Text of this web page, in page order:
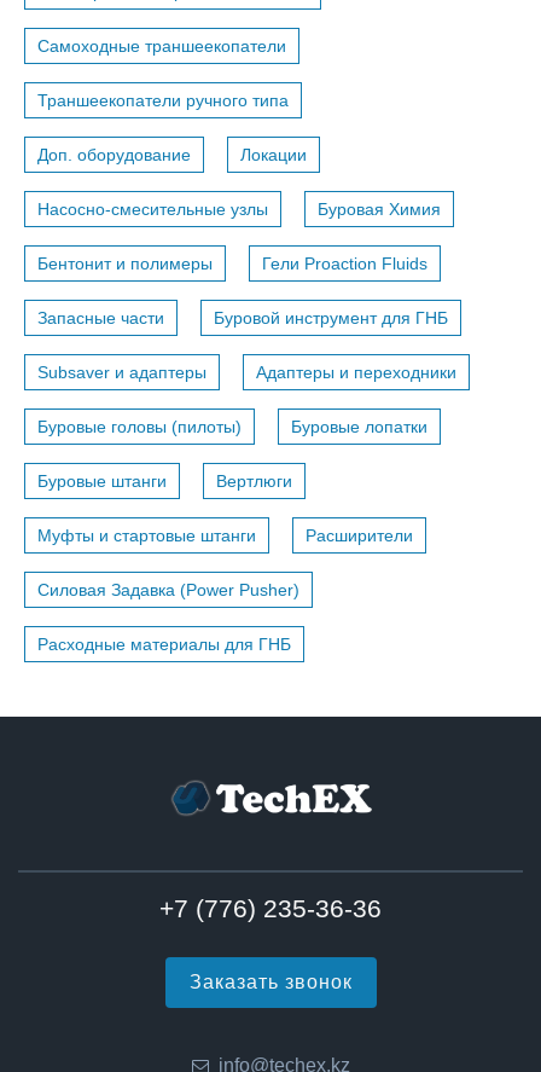
Самоходные траншеекопатели
Траншеекопатели ручного типа
Доп. оборудование Локации
Насосно-смесительные узлы Буровая Химия
Бентонит и полимеры Гели Proaction Fluids
Запасные части Буровой инструмент для ГНБ
Subsaver и адаптеры Адаптеры и переходники
Буровые головы (пилоты) Буровые лопатки
Буровые штанги Вертлюги
Муфты и стартовые штанги Расширители
Силовая Задавка (Power Pusher)
Расходные материалы для ГНБ
+7 (776) 235-36-36
Заказать звонок
info@techex.kz